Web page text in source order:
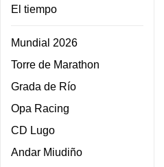
El tiempo
Mundial 2026
Torre de Marathon
Grada de Río
Opa Racing
CD Lugo
Andar Miudiño